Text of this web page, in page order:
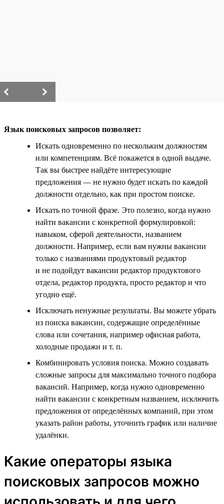
Язык поисковых запросов позволяет:
Искать одновременно по нескольким должностям
или компетенциям. Всё покажется в одной выдаче.
Так вы быстрее найдёте интересующие
предложения — не нужно будет искать по каждой
должности отдельно, как при простом поиске.
Искать по точной фразе. Это полезно, когда нужно
найти вакансии с конкретной формулировкой:
навыком, сферой деятельности, названием
должности. Например, если вам нужны вакансии
только с названиями продуктовый редактор
и не подойдут вакансии редактор продуктового
отдела, редактор продукта, просто редактор и что
угодно ещё.
Исключать ненужные результаты. Вы можете убрать
из поиска вакансии, содержащие определённые
слова или сочетания, например офисная работа,
холодные продажи и т. п.
Комбинировать условия поиска. Можно создавать
сложные запросы для максимально точного подбора
вакансий. Например, когда нужно одновременно
найти вакансии с конкретным названием, исключить
предложения от определённых компаний, при этом
указать район работы, уточнить график или наличие
удалёнки.
Какие операторы языка
поисковых запросов можно